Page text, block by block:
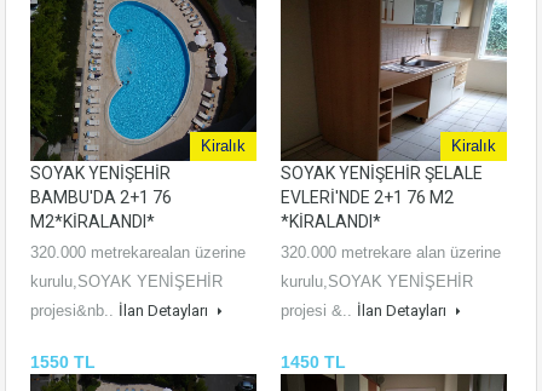
Kiralık
SOYAK YENİŞEHİR
BAMBU'DA 2+1 76
M2*KİRALANDI*
320.000 metrekarealan üzerine
kurulu,SOYAK YENİŞEHİR
projesi&nb.. İlan Detayları
1550 TL
Kiralık
SOYAK YENİŞEHİR ŞELALE
EVLERİ'NDE 2+1 76 M2
*KİRALANDI*
320.000 metrekare alan üzerine
kurulu,SOYAK YENİŞEHİR
projesi &.. İlan Detayları
1450 TL